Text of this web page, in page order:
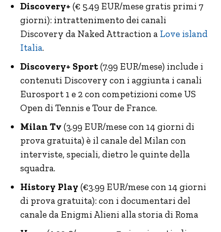
Discovery+ (€ 5.49 EUR/mese gratis primi 7
giorni): intrattenimento dei canali
Discovery da Naked Attraction a Love island
Italia.
Discovery+ Sport(7.99 EUR/mese) include i
contenuti Discovery con i aggiunta i canali
Eurosport 1 e 2 con competizioni come US
Open di Tennis e Tour de France.
Milan Tv (3.99 EUR/mese con 14 giorni di
prova gratuita) è il canale del Milan con
interviste, speciali, dietro le quinte della
squadra.
History Play (€3.99 EUR/mese con 14 giorni
di prova gratuita): con i documentari del
canale da Enigmi Alieni alla storia di Roma